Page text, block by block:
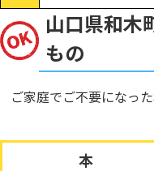
山口県和木
もの
ご家庭でご不要になっ
本